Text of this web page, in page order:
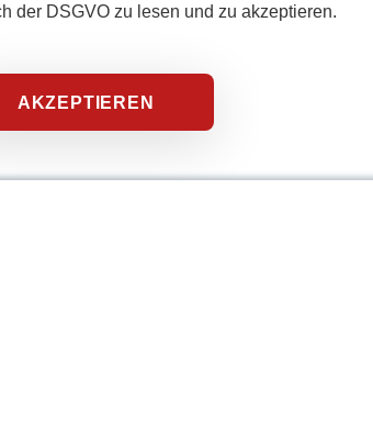
der DSGVO zu lesen und zu akzeptieren.
AKZEPTIEREN